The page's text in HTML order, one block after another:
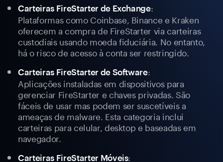
Carteiras FireStarter de Exchange:
Plataformas como Coinbase, Binance e Kraken
oferecem a compra de FireStarter via carteiras
custodiais usando moeda fiduciária. No entanto,
há o risco de acesso à conta ser restringido.
Carteiras FireStarter de Software:
Aplicações instaladas em dispositivos para
gerenciar FireStarter e chaves privadas. São
fáceis de usar mas podem ser suscetíveis a
ameaças de malware. Esta categoria inclui
carteiras para celular, desktop e baseadas em
navegador.
Carteiras FireStarter Móveis: